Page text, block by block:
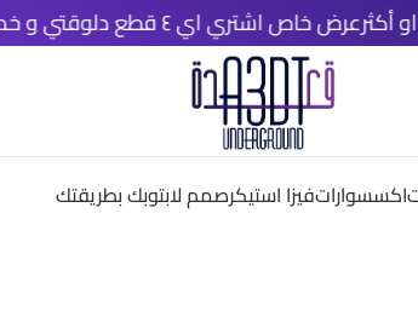
اي ٤ قطع دلوقتي و خد الخامسة مجانًا
اكسسواراتفيزا استيكرصمم لابتوبك بطريقتك